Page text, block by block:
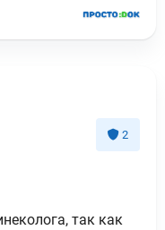
2
так как